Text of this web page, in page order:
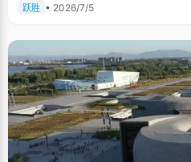
跃胜 • 2026/7/5